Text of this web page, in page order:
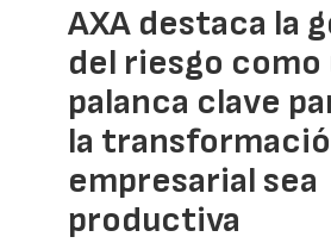
AXA destaca la
del riesgo como
palanca clave
la
empresarial sea
productiva